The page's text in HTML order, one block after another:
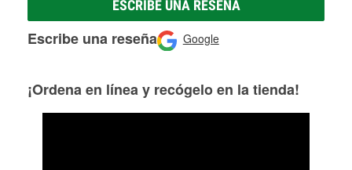
ESCRIBE UNA RESEÑA
Escribe una reseña Google
¡Ordena en línea y recógelo en la tienda!